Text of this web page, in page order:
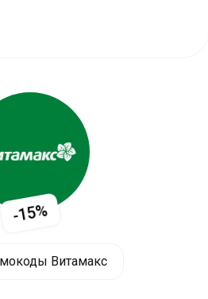
-15%
Витамакс